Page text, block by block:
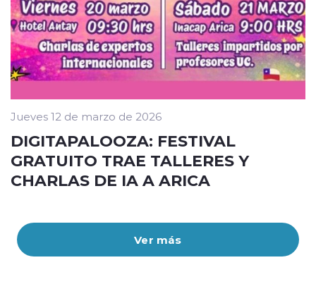
Ver más
Jueves 12 de marzo de 2026
DIGITAPALOOZA: FESTIVAL
GRATUITO TRAE TALLERES Y
CHARLAS DE IA A ARICA